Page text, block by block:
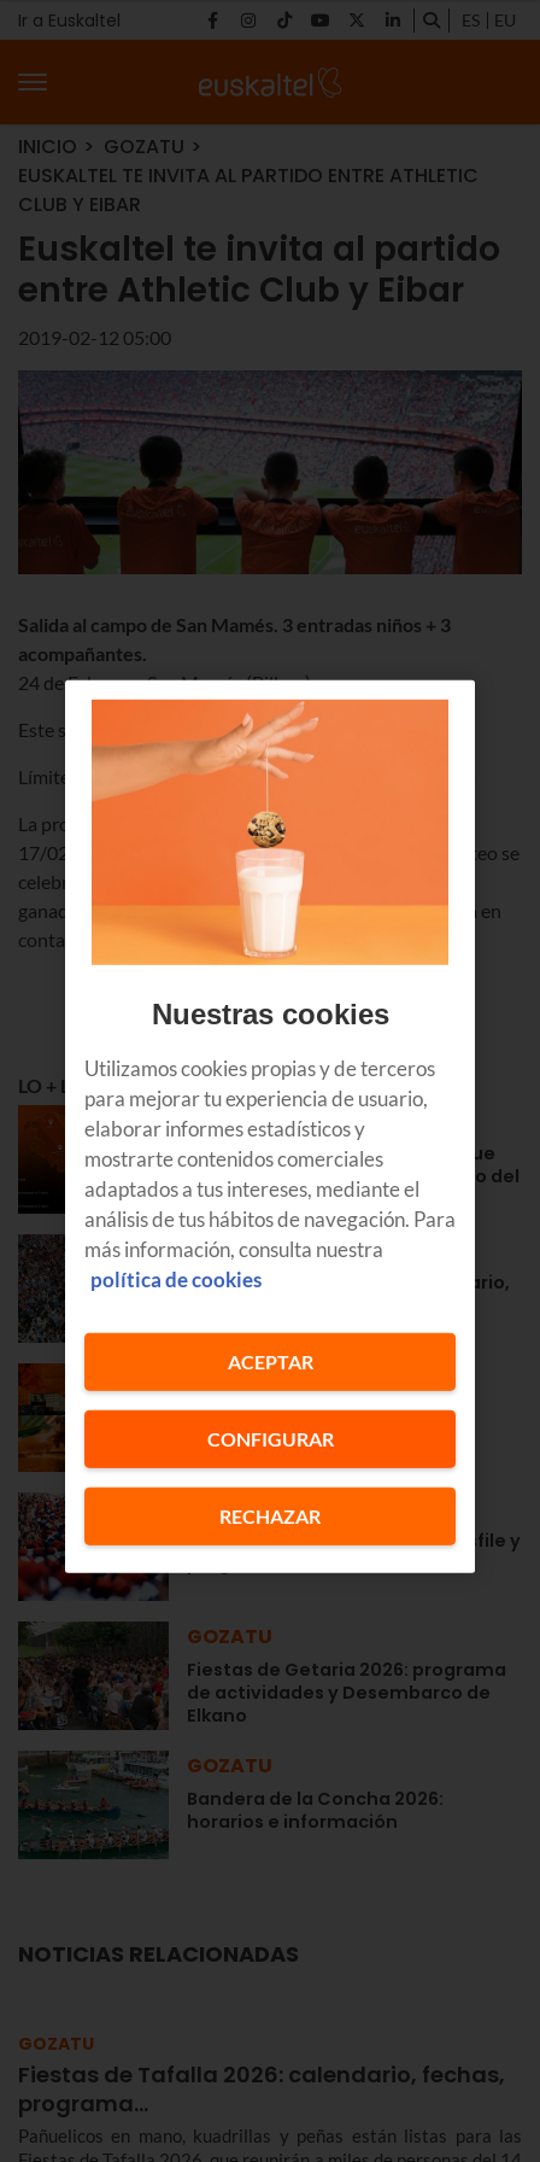
Ir a Euskaltel ES EU
INICIO
GOZATU
EUSKALTEL TE INVITA AL PARTIDO ENTRE ATHLETIC
CLUB Y EIBAR
Euskaltel te invita al partido
entre Athletic Club y Eibar
2019-02-12 05:00
Salida al campo de San Mamés. 3 entradas niños + 3
acompañantes.
24 de Febrero - San Mamés (Bilbao)
Este sorteo ha finalizado.
Límite de edad para los niñ@s participantes: 6 a 13 años
La promoción se llevará a cabo del 12/02/2019 al
17/02/2019. Exclusivo para clientes de Euskaltel. El sorteo se
celebrará el 18/02/2019 publicando los nombres de los
ganadores en la web el 21/02/2019. Euskaltel se pondrá en
contacto con los ganadores vía telefónica.
LO + LEÍDO
NOTAS DE PRENSA
Euskaltel prepara su red para que
sus clientes disfruten al máximo del
histórico eclipse solar
GOZATU
Fiestas de Tafalla 2026: calendario,
GOZATU
Agenda en Euskadi: conciertos,
festivales, teatro, fiestas,
GOZATU
Alarde de Hondarribia 2026: desfile y
GOZATU
Fiestas de Getaria 2026: programa
de actividades y Desembarco de
Elkano
GOZATU
Bandera de la Concha 2026:
horarios e información
NOTICIAS RELACIONADAS
GOZATU
Fiestas de Tafalla 2026: calendario, fechas,
programa…
Pañuelicos en mano, kuadrillas y peñas están listas para las
Nuestras cookies
Utilizamos cookies propias y de terceros
para mejorar tu experiencia de usuario,
elaborar informes estadísticos y
mostrarte contenidos comerciales
adaptados a tus intereses, mediante el
análisis de tus hábitos de navegación. Para
más información, consulta nuestra
política de cookies
CONFIGURAR
RECHAZAR
ACEPTAR